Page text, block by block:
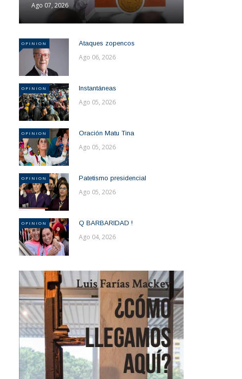
Ago 07, 2026
OPINION Ataques zopencos
Ago 06, 2026
OPINION Instantáneas
Ago 05, 2026
OPINION Oración Matu Tina
Ago 05, 2026
OPINION Patetismo presidencial
Ago 05, 2026
OPINION Q BARBARIDAD !
Ago 04, 2026